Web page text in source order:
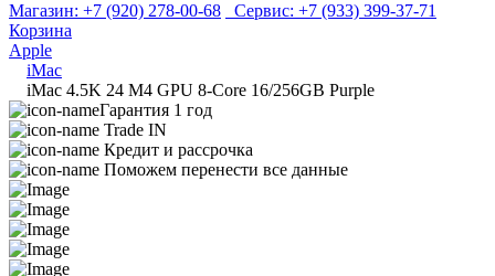
Магазин: +7 (920) 278-00-68 Сервис: +7 (933) 399-37-71
Корзина
Apple
iMac
iMac 4.5K 24 M4 GPU 8-Core 16/256GB Purple
Гарантия 1 год
Trade IN
Кредит и рассрочка
Поможем перенести все данные